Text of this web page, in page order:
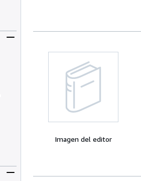
Imagen del editor